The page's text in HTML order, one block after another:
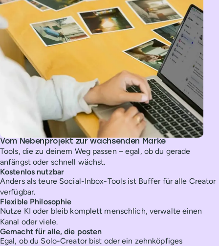
Vom Nebenprojekt zur wachsenden Marke
Tools, die zu deinem Weg passen – egal, ob du gerade
anfängst oder schnell wächst.
Kostenlos nutzbar
Anders als teure Social-Inbox-Tools ist Buffer für alle Creator
verfügbar.
Flexible Philosophie
Nutze KI oder bleib komplett menschlich, verwalte einen
Kanal oder viele.
Gemacht für alle, die posten
Egal, ob du Solo-Creator bist oder ein zehnköpfiges